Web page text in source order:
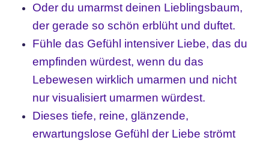
Oder du umarmst deinen Lieblingsbaum,
der gerade so schön erblüht und duftet.
Fühle das Gefühl intensiver Liebe, das du
empfinden würdest, wenn du das
Lebewesen wirklich umarmen und nicht
nur visualisiert umarmen würdest.
Dieses tiefe, reine, glänzende,
erwartungslose Gefühl der Liebe strömt